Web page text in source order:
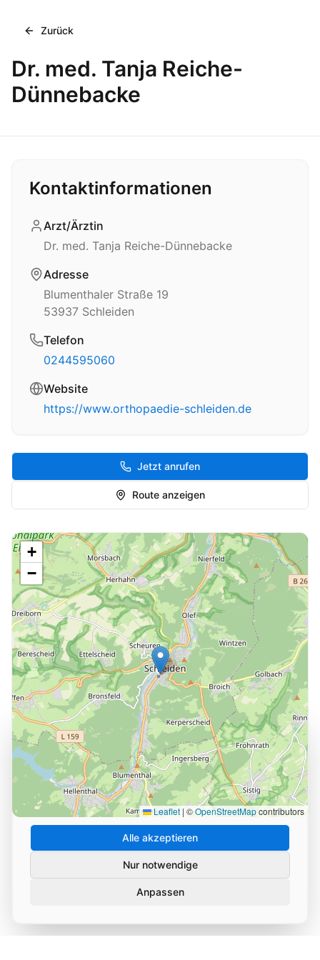
Cookie-Einstellungen
Wir verwenden Cookies und ähnliche Technologien, um
die Nutzung unserer Website zu analysieren und zu
verbessern. Durch Ihre Zustimmung helfen Sie uns,
unseren Service zu optimieren.
Alle akzeptieren
Nur notwendige
Anpassen
Zurück
Dr. med. Tanja Reiche-
Dünnebacke
Kontaktinformationen
Arzt/Ärztin
Dr. med. Tanja Reiche-Dünnebacke
Adresse
Blumenthaler Straße 19
53937 Schleiden
Telefon
0244595060
Website
https://www.orthopaedie-schleiden.de
Jetzt anrufen
Route anzeigen
+
−
Leaflet | ©OpenStreetMapcontributors